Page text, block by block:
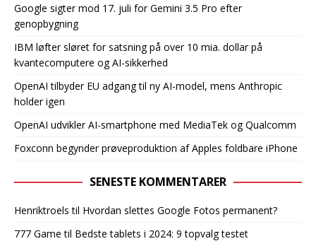
Google sigter mod 17. juli for Gemini 3.5 Pro efter
genopbygning
IBM løfter sløret for satsning på over 10 mia. dollar på
kvantecomputere og AI-sikkerhed
OpenAI tilbyder EU adgang til ny AI-model, mens Anthropic
holder igen
OpenAI udvikler AI-smartphone med MediaTek og Qualcomm
Foxconn begynder prøveproduktion af Apples foldbare iPhone
SENESTE KOMMENTARER
Henriktroels til Hvordan slettes Google Fotos permanent?
777 Game til Bedste tablets i 2024: 9 topvalg testet